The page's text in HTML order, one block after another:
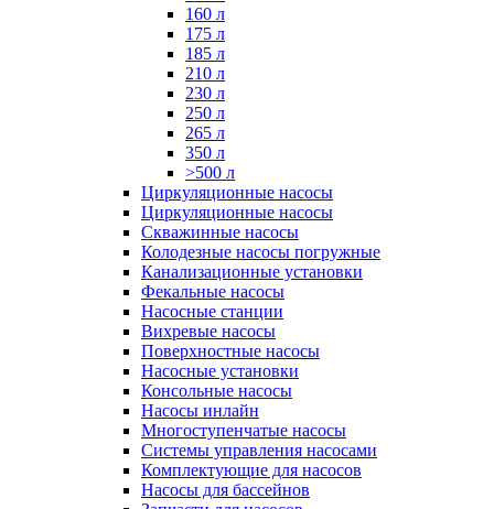
160 л
175 л
185 л
210 л
230 л
250 л
265 л
350 л
>500 л
Циркуляционные насосы
Циркуляционные насосы
Скважинные насосы
Колодезные насосы погружные
Канализационные установки
Фекальные насосы
Насосные станции
Вихревые насосы
Поверхностные насосы
Насосные установки
Консольные насосы
Насосы инлайн
Многоступенчатые насосы
Системы управления насосами
Комплектующие для насосов
Насосы для бассейнов